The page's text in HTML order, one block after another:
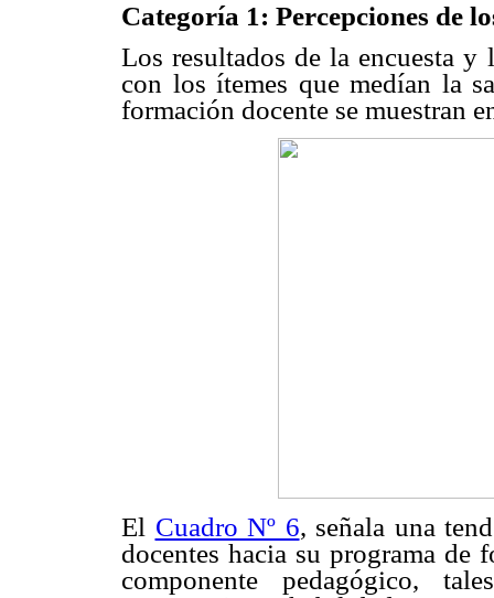
Categoría 1: Percepciones de
Los resultados de la encuesta y
con los ítemes que medían la
formación docente se muestran
El Cuadro Nº 6, señala una
docentes hacia su programa de
componente pedagógico,